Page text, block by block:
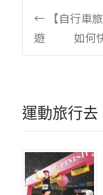
← 【自行車
遊
如何
運動旅行去